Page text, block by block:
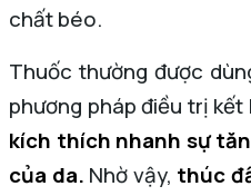
chất béo.
Thuốc thường được
phương pháp điều trị kết
kích thích nhanh sự
của da. Nhờ vậy, thúc